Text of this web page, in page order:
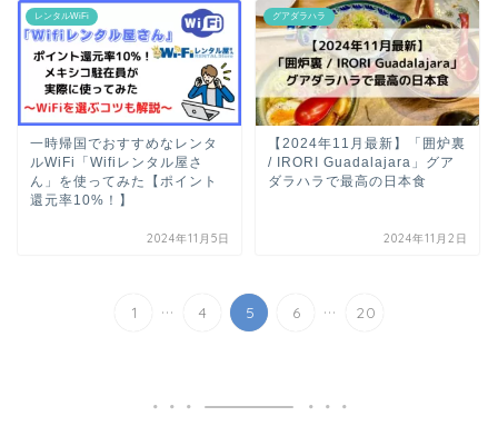
レンタルWiFi
一時帰国でおすすめなレンタ
ルWiFi「Wifiレンタル屋さ
ん」を使ってみた【ポイント
還元率10%！】
2024年11月5日
グアダラハラ
【2024年11月最新】「囲炉裏
/ IRORI Guadalajara」グア
ダラハラで最高の日本食
2024年11月2日
1 ... 4 5 6 ... 20